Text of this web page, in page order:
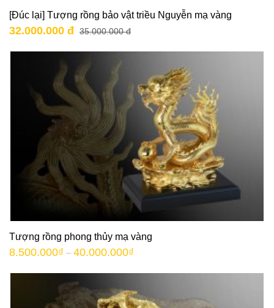
[Đúc lại] Tượng rồng bảo vật triều Nguyễn mạ vàng
32.000.000 đ 35.000.000 đ
Tượng rồng phong thủy mạ vàng
8.500.000₫ – 40.000.000₫